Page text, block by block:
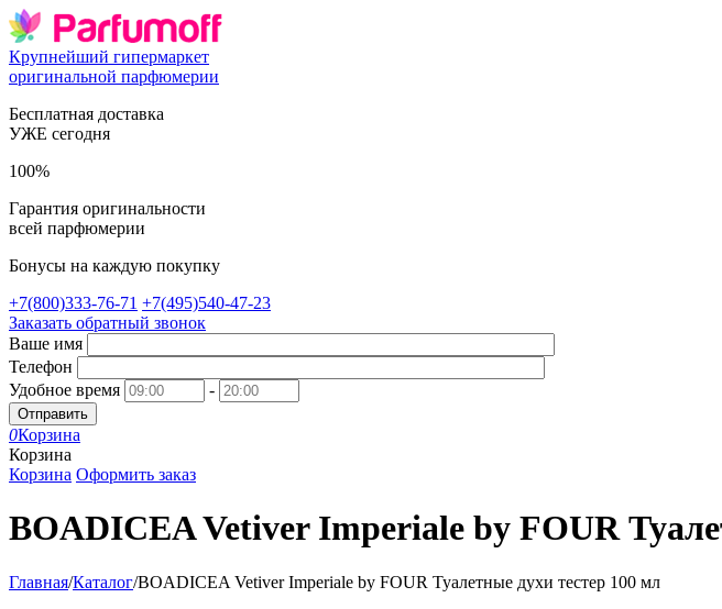
Крупнейший гипермаркет
оригинальной парфюмерии
Бесплатная доставка
УЖЕ сегодня
100%
Гарантия оригинальности
всей парфюмерии
Бонусы на каждую покупку
+7(800)333-76-71 +7(495)540-47-23
Заказать обратный звонок
Ваше имя
Телефон
Удобное время
-
Отправить
0Корзина
Корзина
Корзина Оформить заказ
BOADICEA Vetiver Imperiale by FOUR
Главная/Каталог/BOADICEA Vetiver Imperiale by FOUR Туалетные духи тестер 100 мл